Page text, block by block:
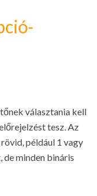
választania kell
tesz. Az
például 1 vagy
minden bináris